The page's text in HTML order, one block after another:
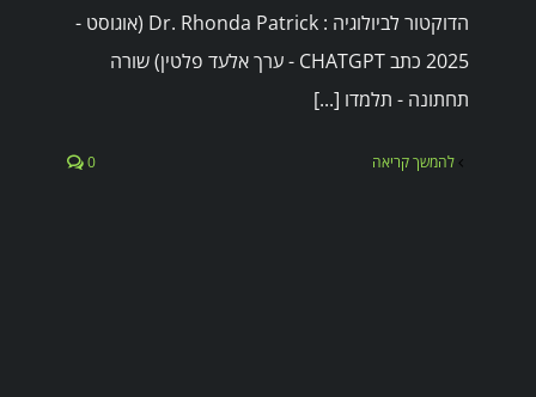
הדוקטור לביולוגיה : Dr. Rhonda Patrick (אוגוסט -
2025 כתב CHATGPT - ערך אלעד פלטין) שורה
תחתונה - תלמדו [...]
להמשך קריאה 0